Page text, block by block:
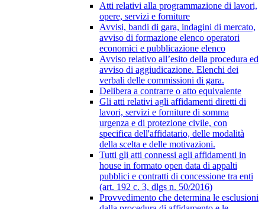
Atti relativi alla programmazione di lavori,
opere, servizi e forniture
Avvisi, bandi di gara, indagini di mercato,
avviso di formazione elenco operatori
economici e pubblicazione elenco
Avviso relativo all’esito della procedura ed
avviso di aggiudicazione. Elenchi dei
verbali delle commissioni di gara.
Delibera a contrarre o atto equivalente
Gli atti relativi agli affidamenti diretti di
lavori, servizi e forniture di somma
urgenza e di protezione civile, con
specifica dell'affidatario, delle modalità
della scelta e delle motivazioni.
Tutti gli atti connessi agli affidamenti in
house in formato open data di appalti
pubblici e contratti di concessione tra enti
(art. 192 c. 3, dlgs n. 50/2016)
Provvedimento che determina le esclusioni